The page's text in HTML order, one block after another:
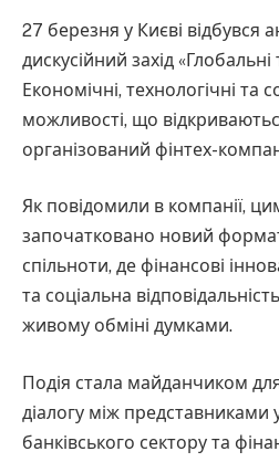
27 березня у Києві відбувся
дискусійний захід
Економічні, технологічні та
можливості, що
організований фінтех-
Як повідомили в компанії,
започатковано новий
спільноти, де фінансові
та соціальна
живому обміні думками.
Подія стала майданчиком
діалогу між представниками
банківського сектору та